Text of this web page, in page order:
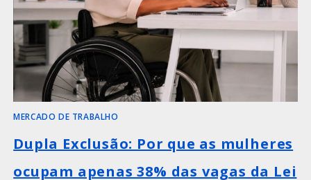
MERCADO DE TRABALHO
Dupla Exclusão: Por que as mulheres
ocupam apenas 38% das vagas da Lei